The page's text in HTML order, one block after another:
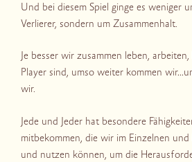
Und bei diesem Spiel ginge es weniger
Verlierer, sondern um Zusammenhalt.
Je besser wir zusammen leben,
Player sind, umso weiter kommen
wir.
Jede und Jeder hat besondere
mitbekommen, die wir im Einzelnen
und nutzen können, um die